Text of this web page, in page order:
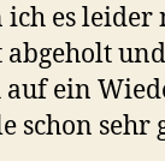
es leider
ein
schon sehr